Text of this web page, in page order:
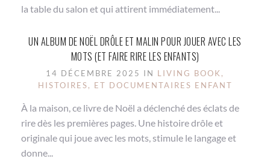
la table du salon et qui attirent immédiatement...
UN ALBUM DE NOËL DRÔLE ET MALIN POUR JOUER AVEC LES
MOTS (ET FAIRE RIRE LES ENFANTS)
14 DÉCEMBRE 2025 IN LIVING BOOK,
HISTOIRES, ET DOCUMENTAIRES ENFANT
À la maison, ce livre de Noël a déclenché des éclats de
rire dès les premières pages. Une histoire drôle et
originale qui joue avec les mots, stimule le langage et
donne...